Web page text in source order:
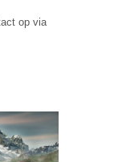
op via